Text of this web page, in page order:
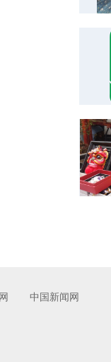
中国新闻网